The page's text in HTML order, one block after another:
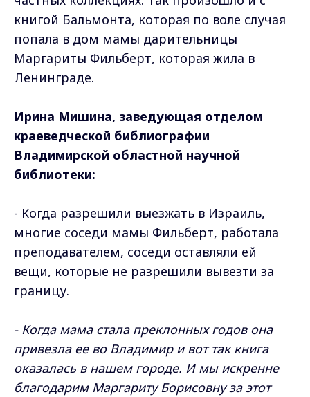
книгой Бальмонта, которая по воле случая
попала в дом мамы дарительницы
Маргариты Фильберт, которая жила в
Ленинграде.
Ирина Мишина, заведующая отделом
краеведческой библиографии
Владимирской областной научной
библиотеки:
- Когда разрешили выезжать в Израиль,
многие соседи мамы Фильберт, работала
преподавателем, соседи оставляли ей
вещи, которые не разрешили вывезти за
границу.
- Когда мама стала преклонных годов она
привезла ее во Владимир и вот так книга
оказалась в нашем городе. И мы искренне
благодарим Маргариту Борисовну за этот